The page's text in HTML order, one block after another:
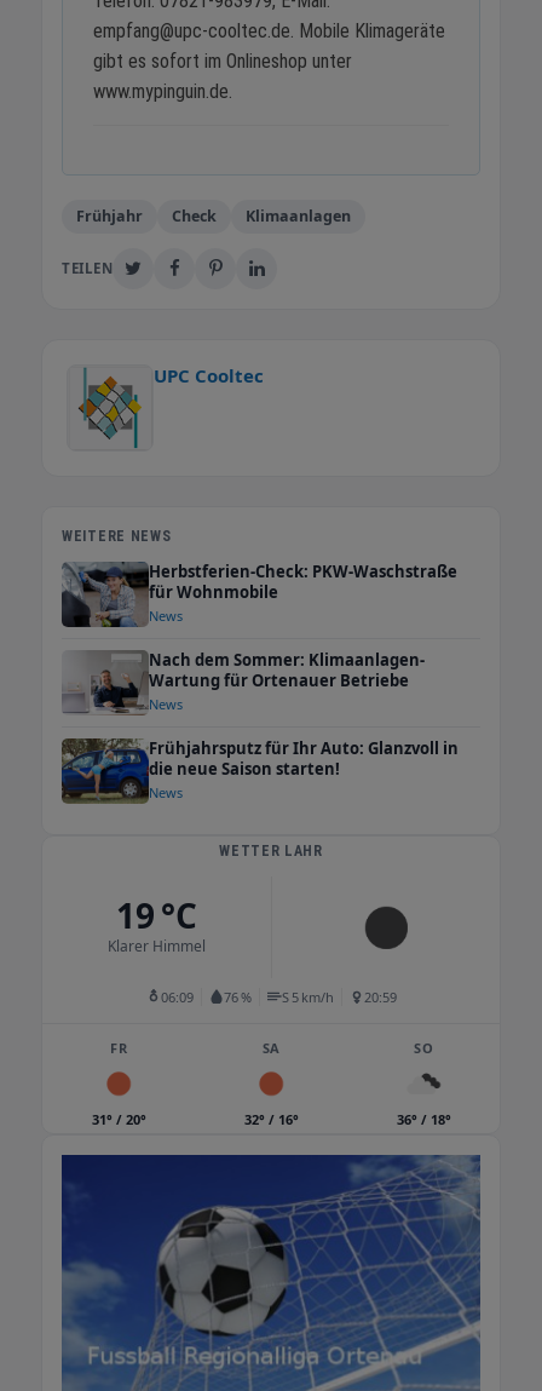
empfang@upc-cooltec.de. Mobile Klimageräte
gibt es sofort im Onlineshop unter
www.mypinguin.de.
Frühjahr Check Klimaanlagen
TEILEN
UPC Cooltec
WEITERE NEWS
Herbstferien-Check: PKW-Waschstraße
für Wohnmobile
News
Nach dem Sommer: Klimaanlagen-
Wartung für Ortenauer Betriebe
News
Frühjahrsputz für Ihr Auto: Glanzvoll in
die neue Saison starten!
News
WETTER LAHR
19 °C
Klarer Himmel
06:09 76 % S 5 km/h 20:59
FR
31° / 20°
SA
32° / 16°
SO
36° / 18°